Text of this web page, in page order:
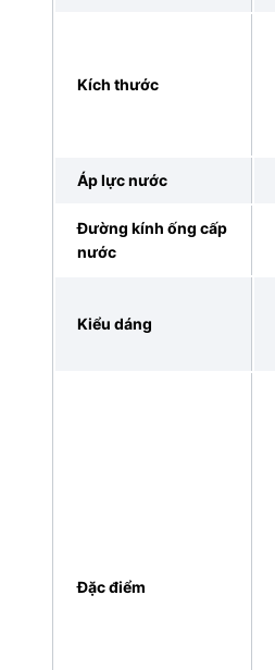
Kích thước
Áp lực nước
Đường kính ống cấp
nước
Kiểu dáng
Đặc điểm